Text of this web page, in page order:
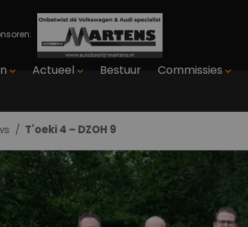
Actueel Bestuur Commissies
T'oeki 4 – DZOH 9